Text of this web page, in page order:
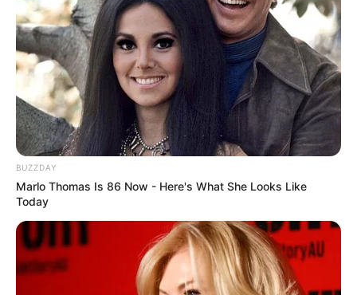
BUZZDAY
Marlo Thomas Is 86 Now - Here's What She Looks Like
Today